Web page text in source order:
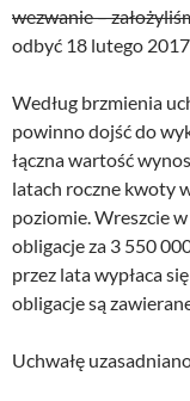
wezwanie –
odbyć 18 lutego
Według brzmienia
powinno dojść do
łączna wartość
latach roczne kwoty
poziomie. Wreszcie
obligacje za 3 550
przez lata wypłaca
obligacje są
Uchwałę